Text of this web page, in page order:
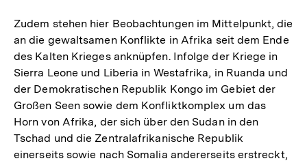
der
Fußnote
Zudem stehen hier Beobachtungen im Mittelpunkt, die
an die gewaltsamen Konflikte in Afrika seit dem Ende
des Kalten Krieges anknüpfen. Infolge der Kriege in
Sierra Leone und Liberia in Westafrika, in Ruanda und
der Demokratischen Republik Kongo im Gebiet der
Großen Seen sowie dem Konfliktkomplex um das
Horn von Afrika, der sich über den Sudan in den
Tschad und die Zentralafrikanische Republik
einerseits sowie nach Somalia andererseits erstreckt,